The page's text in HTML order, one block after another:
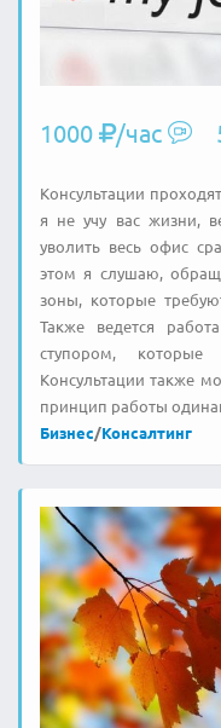
1000 /час
Консультации
я не учу вас жизни,
уволить весь офис
этом я слушаю,
зоны, которые
Также ведется
ступором,
Консультации также
принцип работы
Бизнес/Консалтинг